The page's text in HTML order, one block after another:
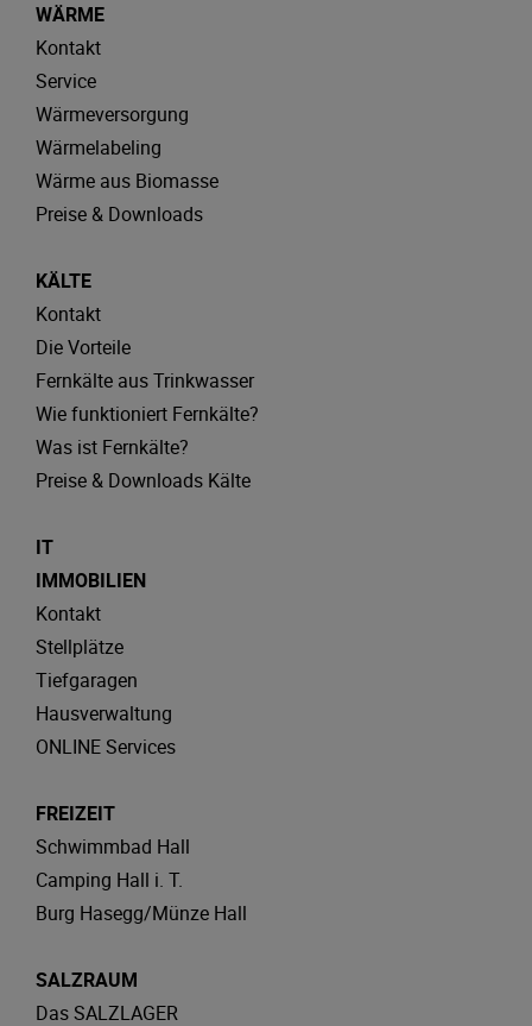
WÄRME
Kontakt
Service
Wärmeversorgung
Wärmelabeling
Wärme aus Biomasse
Preise & Downloads
KÄLTE
Kontakt
Die Vorteile
Fernkälte aus Trinkwasser
Wie funktioniert Fernkälte?
Was ist Fernkälte?
Preise & Downloads Kälte
IT
IMMOBILIEN
Kontakt
Stellplätze
Tiefgaragen
Hausverwaltung
ONLINE Services
FREIZEIT
Schwimmbad Hall
Camping Hall i. T.
Burg Hasegg/Münze Hall
SALZRAUM
Das SALZLAGER